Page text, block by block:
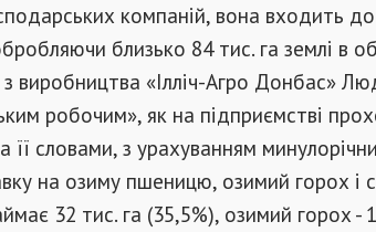
компаній, вона входить
близько 84 тис. га землі в
виробництва «Ілліч-Агро Донбас»
робочим», як на підприємстві
її словами, з урахуванням
на озиму пшеницю, озимий горох і
32 тис. га (35,5%), озимий горох -